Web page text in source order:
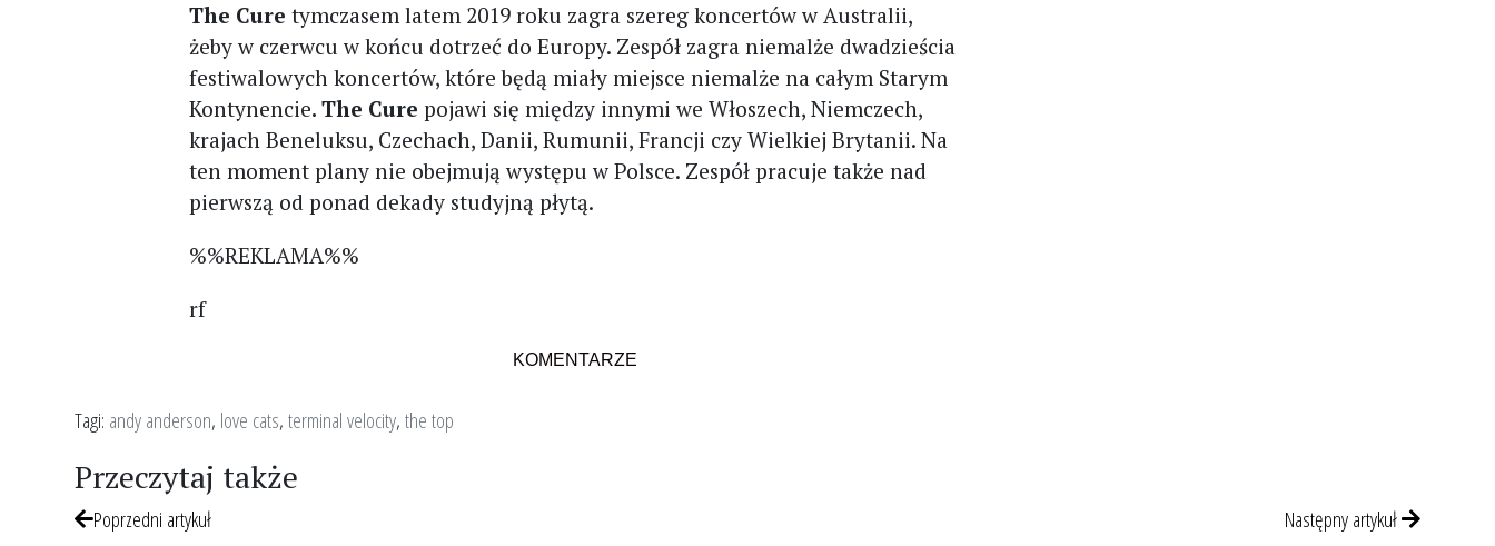
The Cure tymczasem latem 2019 roku zagra szereg koncertów w Australii,
żeby w czerwcu w końcu dotrzeć do Europy. Zespół zagra niemalże dwadzieścia
festiwalowych koncertów, które będą miały miejsce niemalże na całym Starym
Kontynencie. The Cure pojawi się między innymi we Włoszech, Niemczech,
krajach Beneluksu, Czechach, Danii, Rumunii, Francji czy Wielkiej Brytanii. Na
ten moment plany nie obejmują występu w Polsce. Zespół pracuje także nad
pierwszą od ponad dekady studyjną płytą.
%%REKLAMA%%
rf
KOMENTARZE
Tagi: andy anderson, love cats,terminal velocity,the top
Przeczytaj także
Poprzedni artykuł Następny artykuł